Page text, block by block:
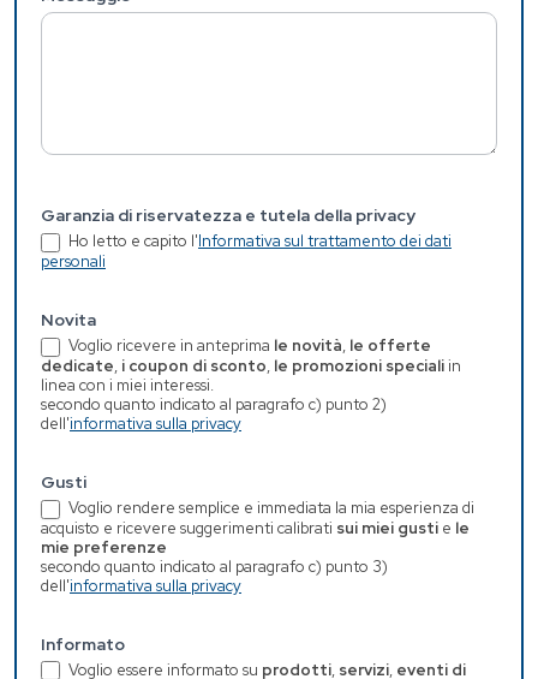
Garanzia di riservatezza e tutela della privacy
Ho letto e capito l'Informativa sul trattamento dei dati
personali
Novita
Voglio ricevere in anteprima le novità, le offerte
dedicate, i coupon di sconto, le promozioni specialiin
linea con i miei interessi.
secondo quanto indicato al paragrafo c) punto 2)
dell'informativa sulla privacy
Gusti
Voglio rendere semplice e immediata la mia esperienza di
acquisto e ricevere suggerimenti calibrati sui miei gusti e le
mie preferenze
secondo quanto indicato al paragrafo c) punto 3)
dell'informativa sulla privacy
Informato
Voglio essere informato su prodotti, servizi, eventi di